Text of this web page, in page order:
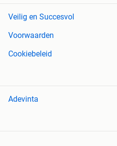
Veilig en Succesvol
Voorwaarden
Cookiebeleid
Adevinta